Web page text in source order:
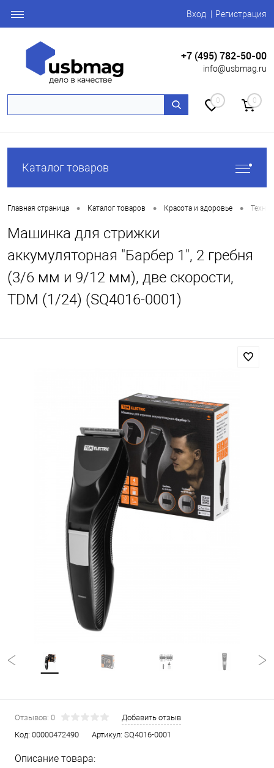
Вход Регистрация
+7 (495) 782-50-00
info@usbmag.ru
0 0
Каталог товаров
Главная страница • Каталог товаров • Красота и здоровье •
Машинка для стрижки
аккумуляторная "Барбер 1", 2 гребня
(3/6 мм и 9/12 мм), две скорости,
TDM (1/24) (SQ4016-0001)
Отзывов: 0
Добавить отзыв
Код: 00000472490 Артикул: SQ4016-0001
Описание товара: